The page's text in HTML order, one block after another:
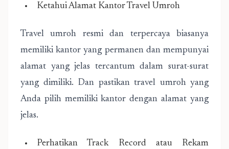
Ketahui Alamat Kantor Travel Umroh
Travel umroh resmi dan terpercaya biasanya
memiliki kantor yang permanen dan mempunyai
alamat yang jelas tercantum dalam surat-surat
yang dimiliki. Dan pastikan travel umroh yang
Anda pilih memiliki kantor dengan alamat yang
jelas.
Perhatikan Track Record atau Rekam